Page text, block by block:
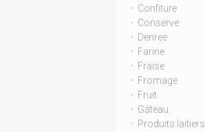
Confiture
Conserve
Denree
Farine
Fraise
Fromage
Fruit
Gâteau
Produits laitiers